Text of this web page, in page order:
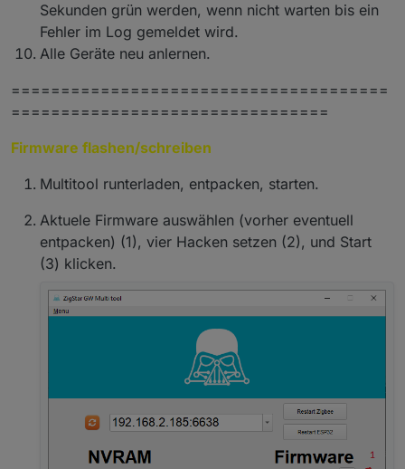
Sekunden grün werden, wenn nicht warten bis ein
Fehler im Log gemeldet wird.
Alle Geräte neu anlernen.
======================================
================================
Firmware flashen/schreiben
Multitool runterladen, entpacken, starten.
Aktuele Firmware auswählen (vorher eventuell
entpacken) (1), vier Hacken setzen (2), und Start
(3) klicken.